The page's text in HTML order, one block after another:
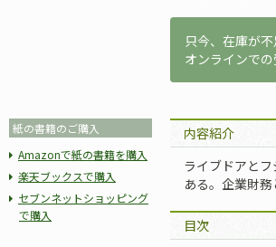
只今、在庫が
オンラインでの
紙の書籍のご購入
Amazonで紙の書籍を購入
楽天ブックスで購入
セブンネットショッピング
で購入
内容紹介
ライブドアと
ある。企業財
目次